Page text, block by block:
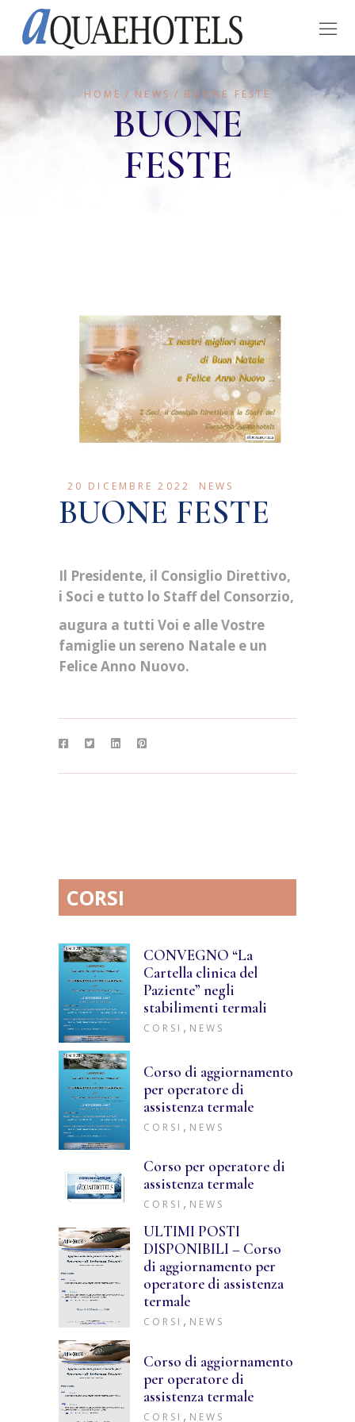
HOME NEWS BUONE FESTE
BUONE
FESTE
20 DICEMBRE 2022 NEWS
BUONE FESTE
Il Presidente, il Consiglio Direttivo,
i Soci e tutto lo Staff del Consorzio,
augura a tutti Voi e alle Vostre
famiglie un sereno Natale e un
Felice Anno Nuovo.
CORSI
CONVEGNO “La
Cartella clinica del
Paziente” negli
stabilimenti termali
CORSI , NEWS
Corso di aggiornamento
per operatore di
assistenza termale
CORSI , NEWS
Corso per operatore di
assistenza termale
CORSI , NEWS
ULTIMI POSTI
DISPONIBILI – Corso
di aggiornamento per
operatore di assistenza
termale
CORSI , NEWS
Corso di aggiornamento
per operatore di
assistenza termale
CORSI , NEWS